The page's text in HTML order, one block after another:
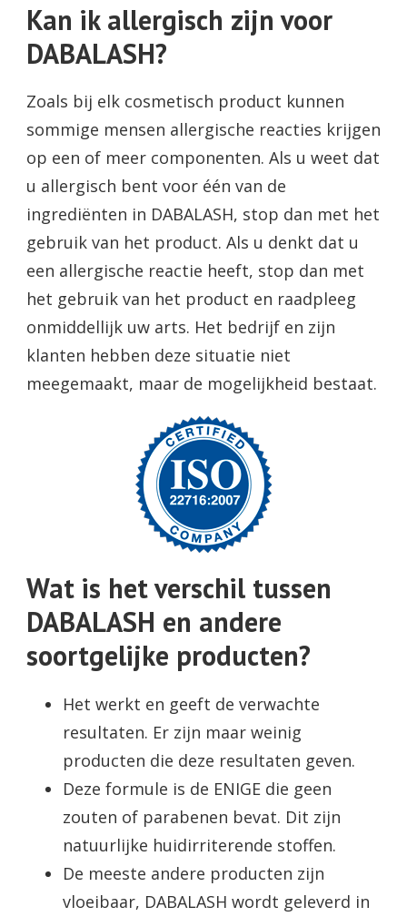
Kan ik allergisch zijn voor
DABALASH?
Zoals bij elk cosmetisch product kunnen
sommige mensen allergische reacties krijgen
op een of meer componenten. Als u weet dat
u allergisch bent voor één van de
ingrediënten in DABALASH, stop dan met het
gebruik van het product. Als u denkt dat u
een allergische reactie heeft, stop dan met
het gebruik van het product en raadpleeg
onmiddellijk uw arts. Het bedrijf en zijn
klanten hebben deze situatie niet
meegemaakt, maar de mogelijkheid bestaat.
Wat is het verschil tussen
DABALASH en andere
soortgelijke producten?
Het werkt en geeft de verwachte
resultaten. Er zijn maar weinig
producten die deze resultaten geven.
Deze formule is de ENIGE die geen
zouten of parabenen bevat. Dit zijn
natuurlijke huidirriterende stoffen.
De meeste andere producten zijn
vloeibaar, DABALASH wordt geleverd in